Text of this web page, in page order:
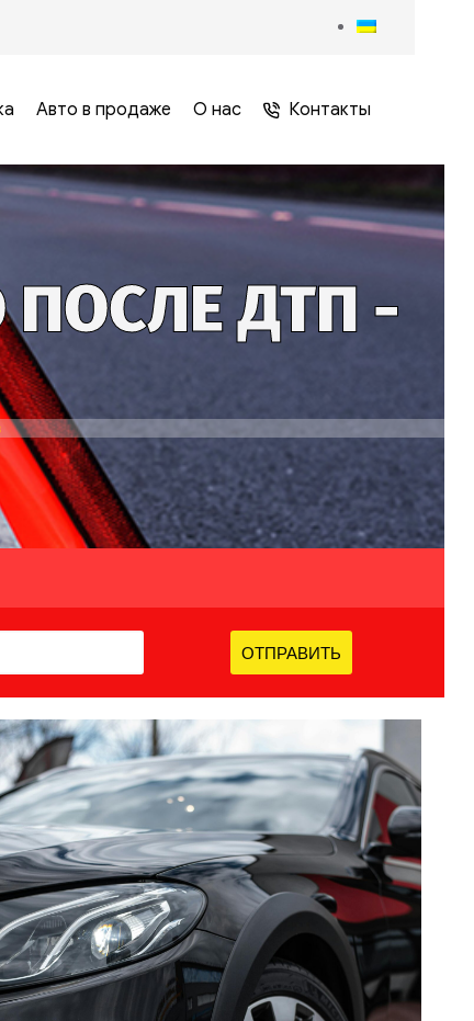
Авто в продаже О нас Контакты
ДТП -
ОТПРАВИТЬ